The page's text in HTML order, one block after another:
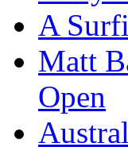
A
Matt
Open